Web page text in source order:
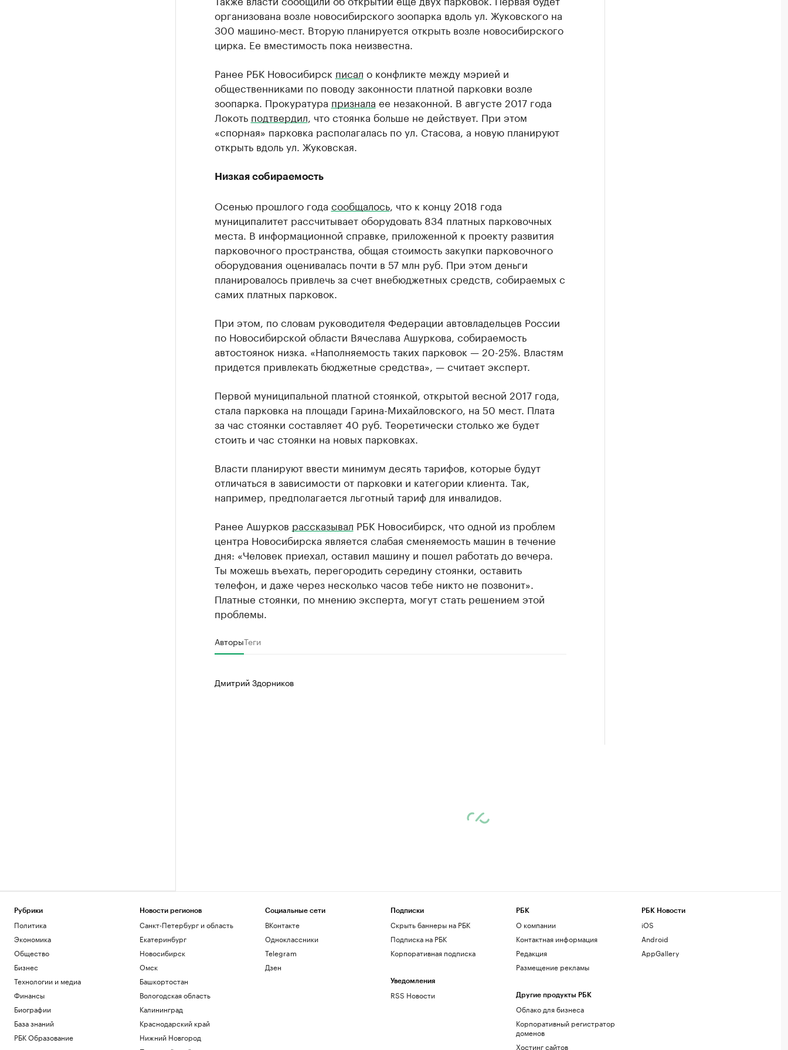
организована возле новосибирского зоопарка вдоль ул. Жуковского на
300 машино-мест. Вторую планируется открыть возле новосибирского
цирка. Ее вместимость пока неизвестна.
Ранее РБК Новосибирск писал о конфликте между мэрией и
общественниками по поводу законности платной парковки возле
зоопарка. Прокуратура признала ее незаконной. В августе 2017 года
Локоть подтвердил , что стоянка больше не действует. При этом
«спорная» парковка располагалась по ул. Стасова, а новую планируют
открыть вдоль ул. Жуковская.
Низкая собираемость
Осенью прошлого года сообщалось, что к концу 2018 года
муниципалитет рассчитывает оборудовать 834 платных парковочных
места. В информационной справке, приложенной к проекту развития
парковочного пространства, общая стоимость закупки парковочного
оборудования оценивалась почти в 57 млн руб. При этом деньги
планировалось привлечь за счет внебюджетных средств, собираемых с
самих платных парковок.
При этом, по словам руководителя Федерации автовладельцев России
по Новосибирской области Вячеслава Ашуркова, собираемость
автостоянок низка. «Наполняемость таких парковок — 20-25%. Властям
придется привлекать бюджетные средства», — считает эксперт.
Первой муниципальной платной стоянкой, открытой весной 2017 года,
стала парковка на площади Гарина-Михайловского, на 50 мест. Плата
за час стоянки составляет 40 руб. Теоретически столько же будет
стоить и час стоянки на новых парковках.
Власти планируют ввести минимум десять тарифов, которые будут
отличаться в зависимости от парковки и категории клиента. Так,
например, предполагается льготный тариф для инвалидов.
Ранее Ашурков рассказывал РБК Новосибирск, что одной из проблем
центра Новосибирска является слабая сменяемость машин в течение
дня: «Человек приехал, оставил машину и пошел работать до вечера.
Ты можешь въехать, перегородить середину стоянки, оставить
телефон, и даже через несколько часов тебе никто не позвонит».
Платные стоянки, по мнению эксперта, могут стать решением этой
проблемы.
АвторыТеги
Дмитрий Здорников
Рубрики
Политика
Экономика
Общество
Бизнес
Технологии и медиа
Финансы
Биографии
База знаний
РБК Образование
Новости регионов
Санкт-Петербург и область
Екатеринбург
Новосибирск
Омск
Башкортостан
Вологодская область
Калининград
Краснодарский край
Нижний Новгород
Социальные сети
ВКонтакте
Одноклассники
Telegram
Дзен
Подписки
Скрыть баннеры на РБК
Подписка на РБК
Корпоративная подписка
Уведомления
RSS Новости
РБК
О компании
Контактная информация
Редакция
Размещение рекламы
Другие продукты РБК
Облако для бизнеса
Корпоративный регистратор
доменов
Хостинг сайтов
РБК Новости
iOS
Android
AppGallery